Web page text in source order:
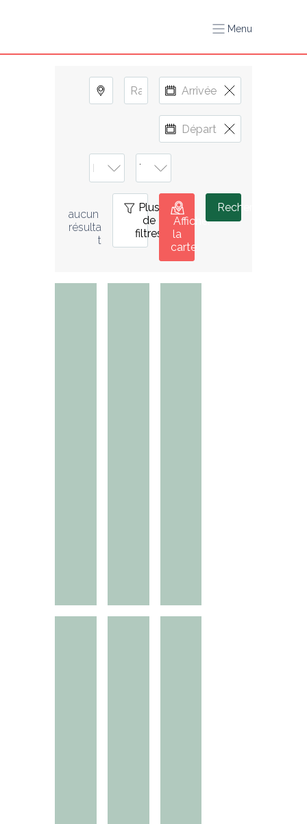
Menu
aucun
résulta
t
Plus
de
filtres
Afficher
la
carte
Rechercher